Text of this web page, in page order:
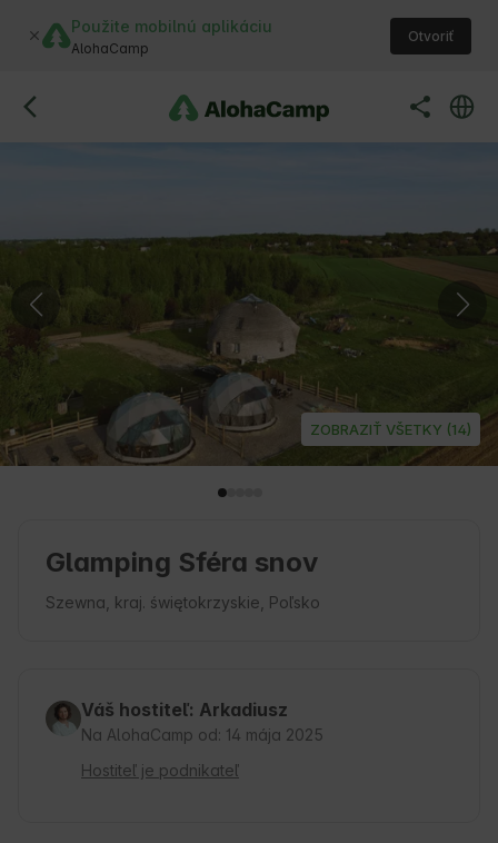
Použite mobilnú aplikáciu
AlohaCamp
Otvoriť
ZOBRAZIŤ VŠETKY (14)
Glamping Sféra snov
Szewna, kraj. świętokrzyskie, Poľsko
Váš hostiteľ: Arkadiusz
Na AlohaCamp od: 14 mája 2025
Hostiteľ je podnikateľ